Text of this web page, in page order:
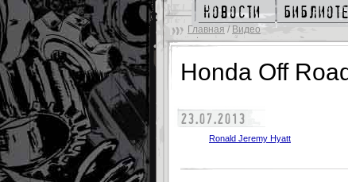
новости
Главная / Видео
Honda Off
23.07.2013
Ronald Jeremy Hyatt